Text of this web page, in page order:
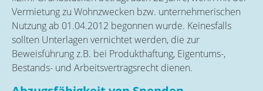
Vermietung zu Wohnzwecken bzw. unternehmerischen
Nutzung ab 01.04.2012 begonnen wurde. Keinesfalls
sollten Unterlagen vernichtet werden, die zur
Beweisführung z.B. bei Produkthaftung, Eigentums-,
Bestands- und Arbeitsvertragsrecht dienen.